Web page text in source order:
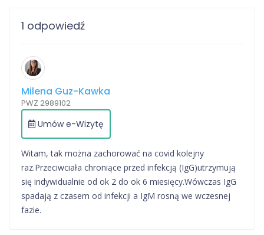
1 odpowiedź
Milena Guz-Kawka
PWZ 2989102
Umów e-Wizytę
Witam, tak można zachorować na covid kolejny
raz.Przeciwciała chroniące przed infekcją (IgG)utrzymują
się indywidualnie od ok 2 do ok 6 miesięcy.Wówczas IgG
spadają z czasem od infekcji a IgM rosną we wczesnej
fazie.